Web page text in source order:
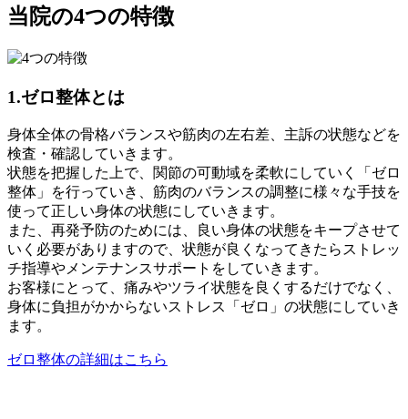
当院の4つの特徴
1.ゼロ整体とは
身体全体の骨格バランスや筋肉の左右差、主訴の状態などを
検査・確認していきます。
状態を把握した上で、 関節の可動域を柔軟にしていく「ゼロ
整体」
を行っていき、 筋肉のバランスの調整に様々な手技を
使って正しい身体の状態にしていきます。
また、再発予防のためには、良い身体の状態をキープさせて
いく必要がありますので、状態が良くなってきたらストレッ
チ指導やメンテナンスサポートをしていきます。
お客様にとって、 痛みやツライ状態を良くするだけでなく、
身体に負担がかからないストレス「ゼロ」の状態にしていき
ます。
ゼロ整体の詳細はこちら